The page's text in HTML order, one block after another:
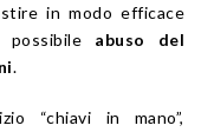
in modo efficace
abuso del
.
“chiavi in mano”,